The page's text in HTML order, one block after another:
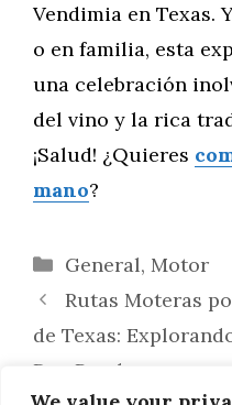
Vendimia en Texas.
o en familia, esta
una celebración
del vino y la rica
¡Salud! ¿Quieres
mano?
Categorías
General, Motor
Rutas Moteras
de Texas:
Dos Ruedas